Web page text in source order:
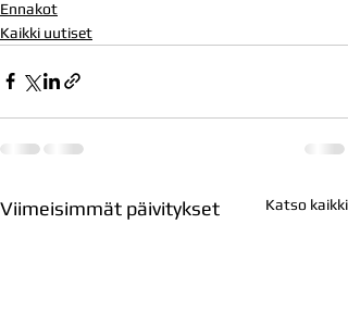
Ennakot
Kaikki uutiset
Viimeisimmät päivitykset Katso kaikki